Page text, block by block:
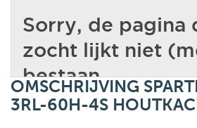
OMSCHRIJVING
3RL-60H-4S